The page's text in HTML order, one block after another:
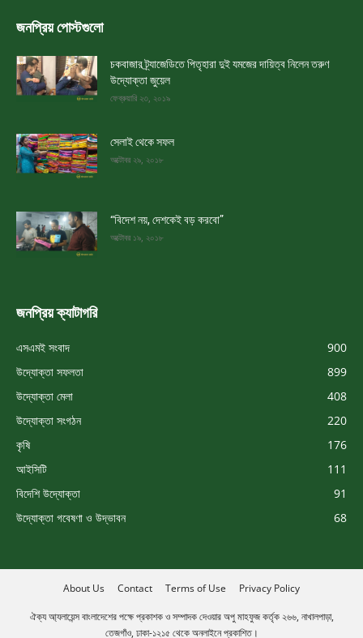
জনপ্রিয় পোস্টগুলো
চকবাজার ট্র্যাজেডিতে পিতৃহারা দুই যমজের দায়িত্ব নিলেন তরুণ
উদ্যোক্তা জুয়েল
ফেব্রুয়ারি ২৩, ২০১৯
সেলাই থেকে সফল
অক্টোবর ২৯, ২০১৮
“বিদেশ নয়, দেশকেই বড় করবো”
অক্টোবর ১৯, ২০১৮
জনপ্রিয় ক্যাটাগরি
এসএমই সংবাদ
900
উদ্যোক্তা সফলতা
899
উদ্যোক্তা মেলা
408
উদ্যোক্তা সংগঠন
220
কৃষি
176
আইসিটি
111
বিদেশি উদ্যোক্তা
91
উদ্যোক্তা গবেষণা ও উদ্ভাবন
68
About Us Contact Terms of Use Privacy Policy
ঐক্য আ্যলায়েন্স বাংলাদেশের পক্ষে প্রকাশক ও সম্পাদক দেওয়ার অপু মাহফুজ কর্তৃক ২৬৬, নাখালপাড়া,
তেজগাঁও, ঢাকা-১২১৫ থেকে অনলাইনে প্রকাশিত।